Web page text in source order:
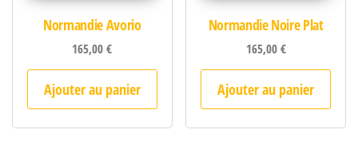
Normandie Avorio
165,00€
Ajouter au panier
Normandie Noire Plat
165,00€
Ajouter au panier